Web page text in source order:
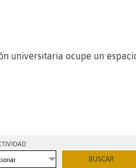
universitaria ocupe un